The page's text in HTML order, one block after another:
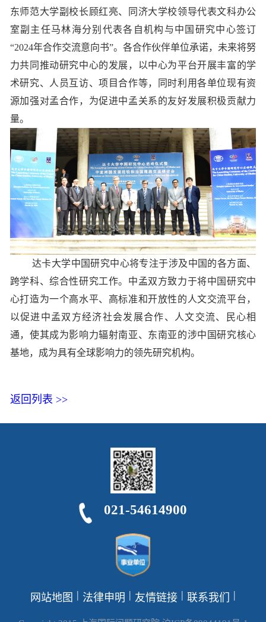
东师范大学副校长顾红亮、同济大学校领导代表文科办公
室副主任马林海分别代表各自机构与中国研究中心签订
“2024年合作交流意向书”。各合作伙伴单位承诺，未来将努
力共同推动研究中心的发展，以中心为平台开展丰富的学
术研究、人员互访、项目合作等，同时利用各单位现有资
源加强对孟合作，为促进中孟关系的友好发展积极贡献力
量。
达卡大学中国研究中心将专注于涉及中国的各方面、
跨学科、综合性研究工作。中孟双方致力于将中国研究中
心打造为一个高水平、高标准和开放性的人文交流平台，
以促进中孟双方经济社会发展合作、人文交流、民心相
通，使其成为影响力辐射南亚、东南亚的涉中国研究核心
基地，成为具有全球影响力的领先研究机构。
返回列表 >>
021-54614900
网站地图 | 法律申明 | 友情链接 | 联系我们 |